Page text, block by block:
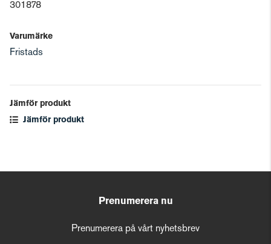
301878
Varumärke
Fristads
Jämför produkt
Jämför produkt
Prenumerera nu
Prenumerera på vårt nyhetsbrev